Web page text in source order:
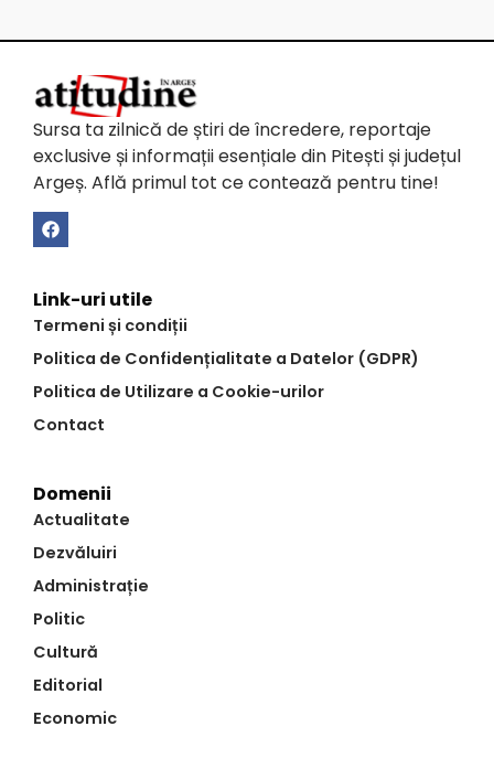
Sursa ta zilnică de știri de încredere, reportaje
exclusive și informații esențiale din Pitești și județul
Argeș. Află primul tot ce contează pentru tine!
Link-uri utile
Termeni și condiții
Politica de Confidențialitate a Datelor (GDPR)
Politica de Utilizare a Cookie-urilor
Contact
Domenii
Actualitate
Dezvăluiri
Administrație
Politic
Cultură
Editorial
Economic